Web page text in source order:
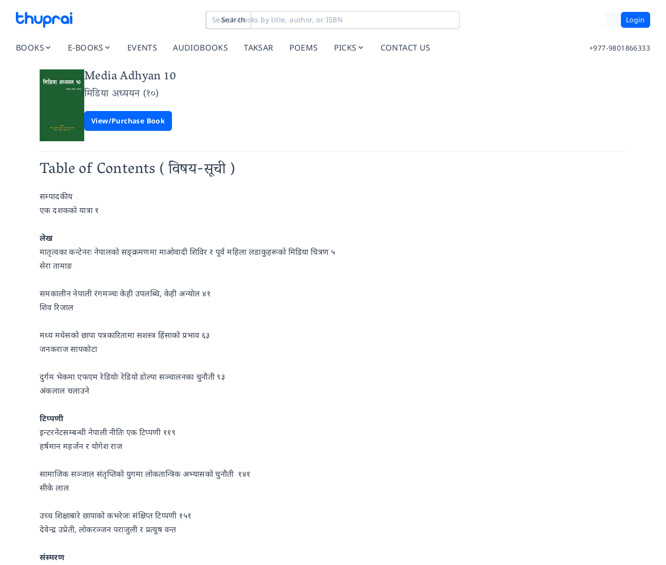
Search Login
BOOKS E-BOOKS EVENTS AUDIOBOOKS TAKSAR POEMS PICKS CONTACT US +977-9801866333
Media Adhyan 10
मिडिया अध्ययन (१०)
View/Purchase Book
Table of Contents( विषय-सूची )
सम्पादकीय
एक दशकको यात्रा १
लेख
मातृत्वका कन्टेनरः नेपालको सङ्क्रमणमा माओवादी शिविर र पूर्व महिला लडाकुहरूको मिडिया चित्रण ५
सेरा तामाङ
समकालीन नेपाली रंगमञ्चः केही उपलब्धि, केही अन्योल ४१
शिव रिजाल
मध्य मधेसको छापा पत्रकारितामा सशस्त्र हिंसाको प्रभाव ६३
जनकराज सापकोटा
दुर्गम भेकमा एफएम रेडियोः रेडियो डोल्पा सञ्चालनका चुनौती ९३
अंकलाल चलाउने
टिप्पणी
इन्टरनेटसम्बन्धी नेपाली नीतिः एक टिप्पणी ११९
हर्षमान महर्जन र योगेश राज
सामाजिक सञ्जाल संतृप्तिको युगमा लोकतान्त्रिक अभ्यासको चुनौती १४१
सीके लाल
उच्च शिक्षाबारे छापाको कभरेजः संक्षिप्त टिप्पणी १५१
देवेन्द्र उप्रेती, लोकरञ्जन पराजुली र प्रत्यूष वन्त
संस्मरण